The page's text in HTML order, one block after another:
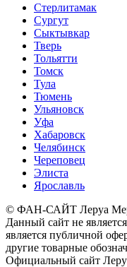
Стерлитамак
Сургут
Сыктывкар
Тверь
Тольятти
Томск
Тула
Тюмень
Ульяновск
Уфа
Хабаровск
Челябинск
Череповец
Элиста
Ярославль
© ФАН-САЙТ Леруа
Данный сайт не
является публичной
другие товарные
Официальный сайт